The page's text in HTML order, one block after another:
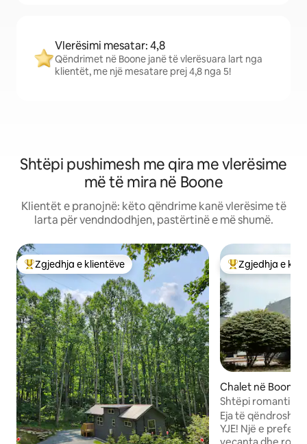
Vlerësimi mesatar: 4,8
Qëndrimet në Boone janë të vlerësuara lart nga
klientët, me një mesatare prej 4,8 nga 5!
Shtëpi pushimesh me qira me vlerësime
më të mira në Boone
Klientët e pranojnë: këto qëndrime kanë vlerësime të
larta për vendndodhjen, pastërtinë e më shumë.
Më të mirat e zgjedhjeve të klientëve
Zgjedhja e klientëve Më të mirat e
Zgjedhja e
Chalet në Boone
Shtëpi romantike
mbresëlënëse
Eja të qëndrosh
YJE! Një e